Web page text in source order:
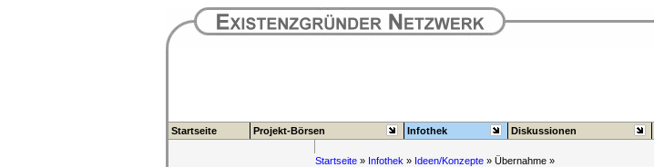
Startseite Projekt-Börsen Infothek Diskussionen
Startseite » Infothek » Ideen/Konzepte » Übernahme »